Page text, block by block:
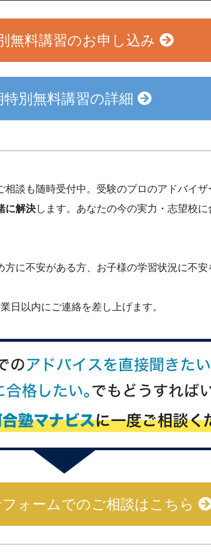
無料講習のお申し込み
特別無料講習の詳細
談も随時受付中。受験のプロのアドバイザ
に解決します。あなたの今の実力・志望校
に不安がある方、お子様の学習状況に不
日以内にご連絡を差し上げます。
ォームでのご相談はこちら